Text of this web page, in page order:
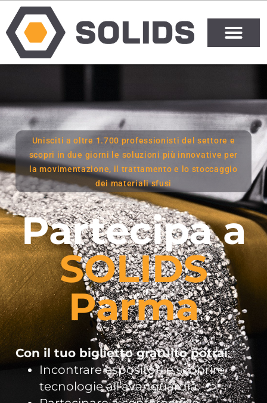
Unisciti a oltre 1.700 professionisti del settore e
scopri in due giorni le soluzioni più innovative per
la movimentazione, il trattamento e lo stoccaggio
dei materiali sfusi
Partecipa a
SOLIDS
Parma
Con il tuo biglietto gratuito potrai:
Incontrare espositori e scoprire
tecnologie all’avanguardia.